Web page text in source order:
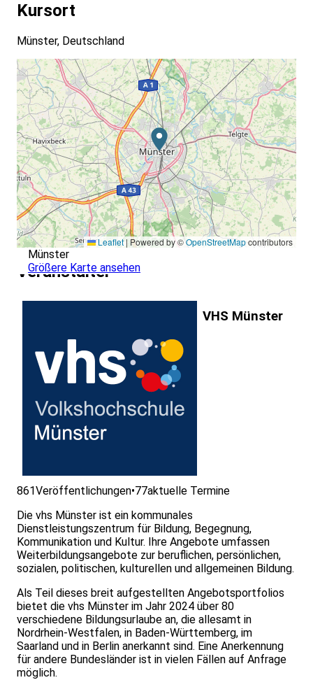
Kursort
Münster, Deutschland
Leaflet | Powered by ©OpenStreetMapcontributors
Münster
Größere Karte ansehen
Veranstalter
VHS Münster
861Veröffentlichungen•77aktuelle Termine
Die vhs Münster ist ein kommunales
Dienstleistungszentrum für Bildung, Begegnung,
Kommunikation und Kultur. Ihre Angebote umfassen
Weiterbildungsangebote zur beruflichen, persönlichen,
sozialen, politischen, kulturellen und allgemeinen Bildung.
Als Teil dieses breit aufgestellten Angebotsportfolios
bietet die vhs Münster im Jahr 2024 über 80
verschiedene Bildungsurlaube an, die allesamt in
Nordrhein-Westfalen, in Baden-Württemberg, im
Saarland und in Berlin anerkannt sind. Eine Anerkennung
für andere Bundesländer ist in vielen Fällen auf Anfrage
möglich.